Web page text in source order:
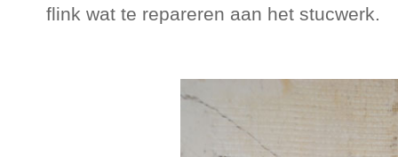
flink wat te repareren aan het stucwerk.